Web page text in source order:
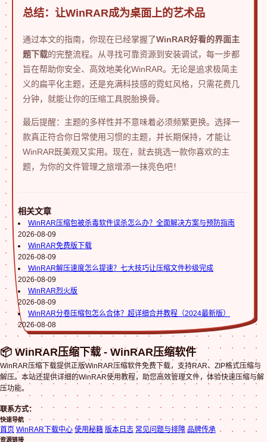
总结：让WinRAR成为桌面上的艺术品
通过本文的指南，你现在已经掌握了WinRAR好看的界面主
题下载的完整流程。从寻找可靠资源到安装调试，每一步都
旨在帮助你安全、高效地美化WinRAR。无论是追求极简主
义的扁平化主题，还是充满科技感的霓虹风格，只需花费几
分钟，就能让你的压缩工具脱胎换骨。
最后提醒：主题的多样性并不意味着必须频繁更换。选择一
款真正符合你日常使用习惯的主题，并长期保持，才能让
WinRAR既美观又实用。现在，就去挑选一款你喜欢的主
题，为你的文件管理之旅增添一抹亮色吧！
相关文章
WinRAR压缩包被杀毒软件误杀怎么办？全面解决方案与预防指南
2026-08-09
WinRAR免费版下载
2026-08-09
WinRAR解压速度怎么提速？七大技巧让压缩文件秒级完成
2026-08-09
WinRAR烈火版
2026-08-09
WinRAR分卷压缩包怎么合体？超详细合并教程（2024最新版）
2026-08-08
📦 WinRAR压缩下载 - WinRAR压缩软件
WinRAR压缩下载提供正版WinRAR压缩软件免费下载，支持RAR、ZIP格式压缩与
解压。本站还提供详细的WinRAR使用教程，助您高效管理文件，体验快速压缩与解
压功能。
联系方式：
快速导航
首页 WinRAR下载中心 使用秘籍 版本日志 常见问题与排障 品牌传承
资源链接